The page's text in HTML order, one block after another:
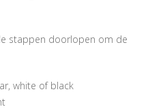
stappen doorlopen om de
white of black